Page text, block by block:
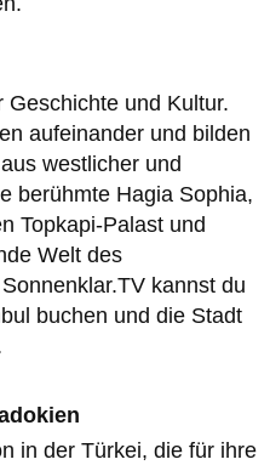
und Kultur.
aufeinander und bilden
westlicher und
berühmte Hagia Sophia,
Topkapi-Palast und
Welt des
kannst du
buchen und die Stadt
in der Türkei, die für ihre